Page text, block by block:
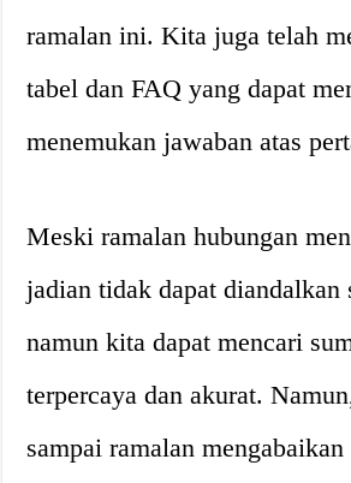
ramalan ini. Kita juga telah
tabel dan FAQ yang dapat
menemukan jawaban atas
Meski ramalan hubungan
jadian tidak dapat diandalkan
namun kita dapat mencari
terpercaya dan akurat.
sampai ramalan